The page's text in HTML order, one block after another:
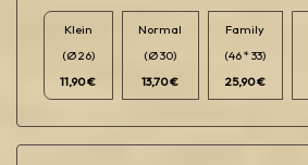
Klein
(Ø 26)
11,90 €
Normal
(Ø 30)
13,70 €
Family
(46 * 33)
25,90 €